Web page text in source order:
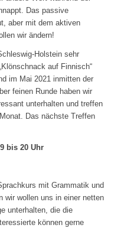
Das passive
aber mit dem aktiven
wir ändern!
Holstein sehr
auf Finnisch“
im Mai 2021 inmitten der
feinen Runde haben wir
unterhalten und treffen
Das nächste Treffen
bis 20 Uhr
mit Grammatik und
wir wollen uns in einer netten
unterhalten, die die
können gerne